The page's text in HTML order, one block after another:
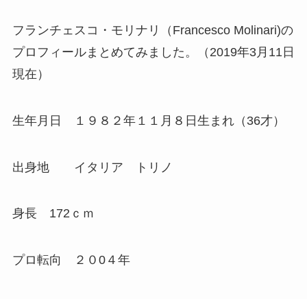
フランチェスコ・モリナリ
（Francesco Molinari)の
プロフィールまとめてみました。（2019年3月11日
現在）
生年月日 １９８２年１１月８日生まれ（36才）
出身地 イタリア トリノ
身長 172ｃｍ
プロ転向 ２０0４年